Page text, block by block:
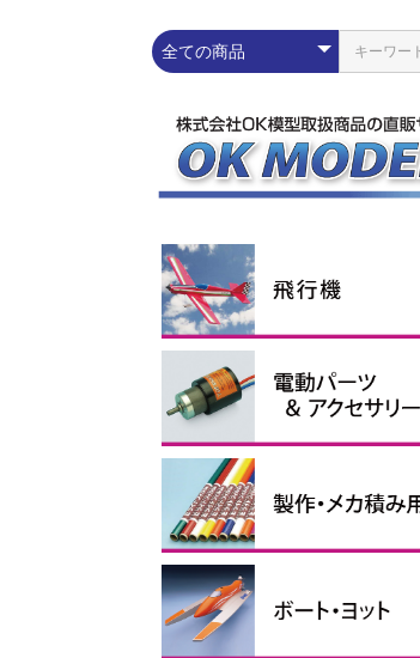
練習機
スポーツ機
スケール機
その他
配線パーツ
充放電器・リポメーター
モーター
スピードコントローラー
Lipoバッテリー
電動ダクテッドファン
イーパック
フィルム
リンケージパーツ
テープ、ビス・ナット、スポ
ンジ
接着剤・ケミカル製品
バルサ・ベニヤ
カーボン素材